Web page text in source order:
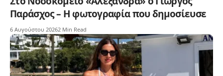
Παράσχος – Η φωτογραφία που δημοσίευσε
6 Αυγούστου 20262 Min Read